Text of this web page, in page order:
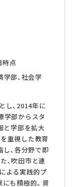
点
学部、社会学
し、2014年に
学部からスタ
と学部を拡大
重視した教育
し、各分野で即
、吹田市と連
よる実践的プ
にも積極的。資